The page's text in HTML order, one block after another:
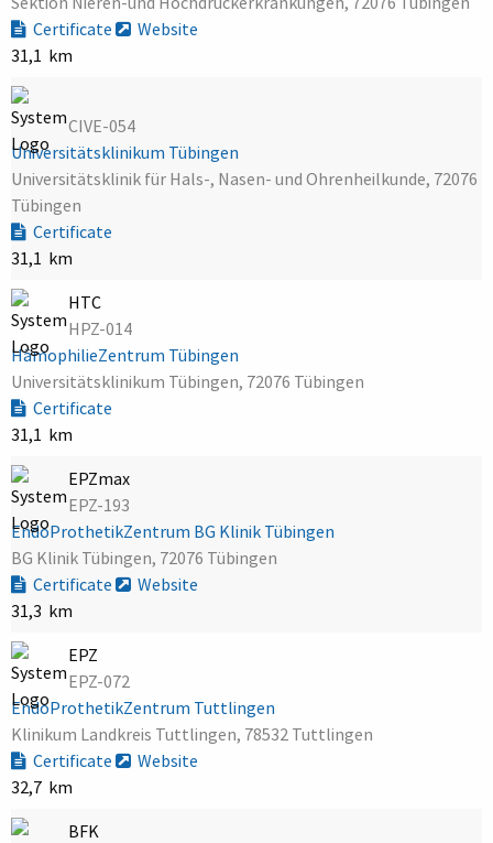
Certificate
Website
31,1 km
CIVE-054
Universitätsklinikum Tübingen
Universitätsklinik für Hals-, Nasen- und Ohrenheilkunde, 72076
Tübingen
Certificate
31,1 km
HTC
HPZ-014
HämophilieZentrum Tübingen
Universitätsklinikum Tübingen, 72076 Tübingen
Certificate
31,1 km
EPZmax
EPZ-193
EndoProthetikZentrum BG Klinik Tübingen
BG Klinik Tübingen, 72076 Tübingen
Certificate
Website
31,3 km
EPZ
EPZ-072
EndoProthetikZentrum Tuttlingen
Klinikum Landkreis Tuttlingen, 78532 Tuttlingen
Certificate
Website
32,7 km
BFK